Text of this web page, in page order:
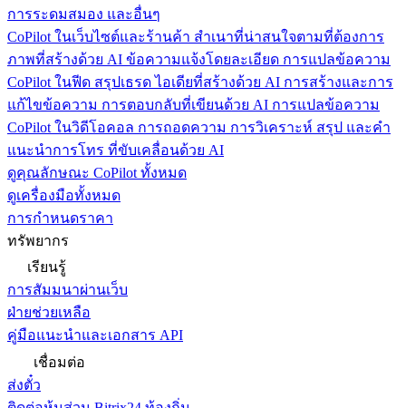
การระดมสมอง และอื่นๆ
CoPilot ในเว็บไซต์และร้านค้า สำเนาที่น่าสนใจตามที่ต้องการ
ภาพที่สร้างด้วย AI ข้อความแจ้งโดยละเอียด การแปลข้อความ
CoPilot ในฟีด สรุปเธรด ไอเดียที่สร้างด้วย AI การสร้างและการ
แก้ไขข้อความ การตอบกลับที่เขียนด้วย AI การแปลข้อความ
CoPilot ในวิดีโอคอล การถอดความ การวิเคราะห์ สรุป และคำ
แนะนำการโทร ที่ขับเคลื่อนด้วย AI
ดูคุณลักษณะ CoPilot ทั้งหมด
ดูเครื่องมือทั้งหมด
การกำหนดราคา
ทรัพยากร
เรียนรู้
การสัมมนาผ่านเว็บ
ฝ่ายช่วยเหลือ
คู่มือแนะนำและเอกสาร API
เชื่อมต่อ
ส่งตั๋ว